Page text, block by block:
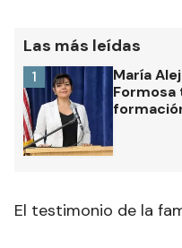
Las más leídas
María
1
El testimonio de la